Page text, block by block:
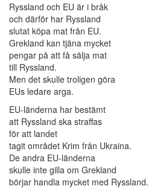
Ryssland och EU är i bråk
och därför har Ryssland
slutat köpa mat från EU.
Grekland kan tjäna mycket
pengar på att få sälja mat
till Ryssland.
Men det skulle troligen göra
EUs ledare arga.
EU-länderna har bestämt
att Ryssland ska straffas
för att landet
tagit området Krim från Ukraina.
De andra EU-länderna
skulle inte gilla om Grekland
börjar handla mycket med Ryssland.